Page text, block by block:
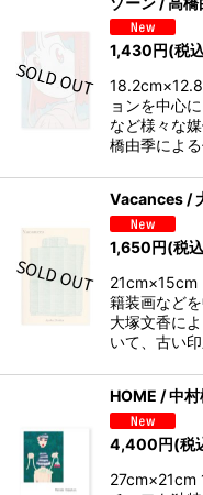
1,430円(税
ョンを中心
など様々な
橋由季によ
Vacances /
1,650円(税
21cm×15cm
籍装画など
大塚文香に
いて、古い
HOME / 中
4,400円(税
27cm×21cm